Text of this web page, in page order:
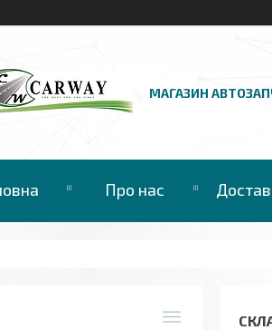
МАГАЗИН
Про нас